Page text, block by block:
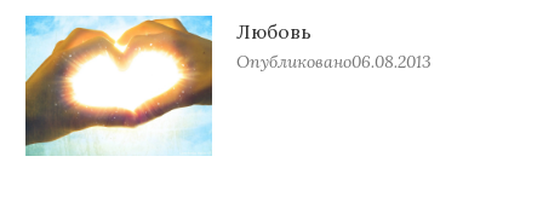
Любовь
Опубликовано06.08.2013